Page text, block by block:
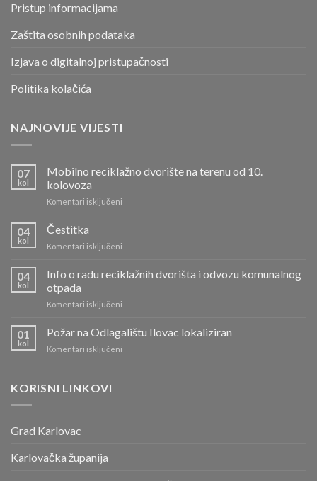
Pristup informacijama
Zaštita osobnih podataka
Izjava o digitalnoj pristupačnosti
Politika kolačića
NAJNOVIJE VIJESTI
07
kol
Mobilno reciklažno dvorište na terenu od 10.
kolovoza
Komentari isključeni
od
04
kol
Čestitka
Komentari isključeni
04
kol
Info o radu reciklažnih dvorišta i odvozu komunalnog
otpada
Komentari isključeni
radu
01
kol
Požar na Odlagalištu Ilovac lokaliziran
Komentari isključeni
KORISNI LINKOVI
Grad Karlovac
Karlovačka županija